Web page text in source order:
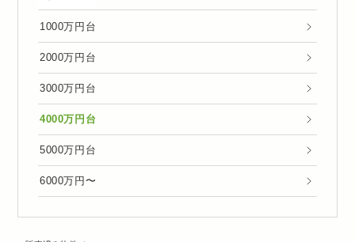
1000万円台
2000万円台
3000万円台
4000万円台
5000万円台
6000万円〜